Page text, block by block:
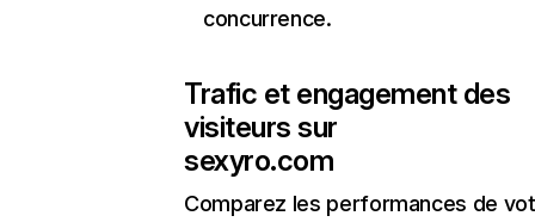
concurrence.
Trafic et engagement des
visiteurs sur
sexyro.com
Comparez les performances de